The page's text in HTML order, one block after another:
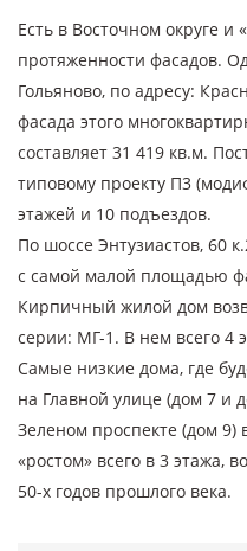
Есть в Восточном округе
протяженности фасадов.
Гольяново, по адресу:
фасада этого
составляет 31 419 кв.м.
типовому проекту П3
этажей и 10 подъездов.
По шоссе Энтузиастов, 60
с самой малой площадью
Кирпичный жилой дом
серии: МГ-1. В нем всего 4
Самые низкие дома, где
на Главной улице (дом 7 и
Зеленом проспекте (дом 9)
«ростом» всего в 3 этажа,
50-х годов прошлого века.